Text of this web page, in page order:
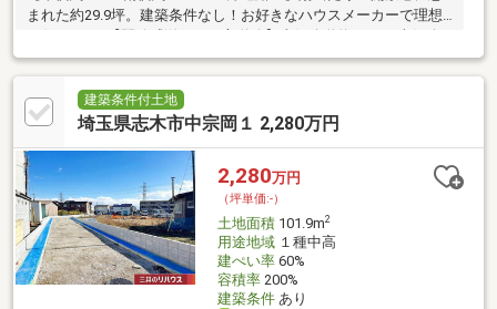
まれた約29.9坪。建築条件なし！お好きなハウスメーカーで理想
道約4.0mに接道。陽当たりの良さが自慢の立地です。西側道路に
接道はありませんが、水路があるため、開放的な立地となってお
ります。【お好きなプランで建築可能】建築条件付き売地ではご
ざいません。お客様のご希望のハウスメーカーや工務店で、こだ
ているため、駐車スペースの配置や玄関の位置など、設計のバリ
エーションが豊富です。
建築条件付土地
埼玉県志木市中宗岡１ 2,280万円
2,280万円
（坪単価:-）
土地面積101.9m2
用途地域１種中高
建ぺい率60%
容積率200%
建築条件あり